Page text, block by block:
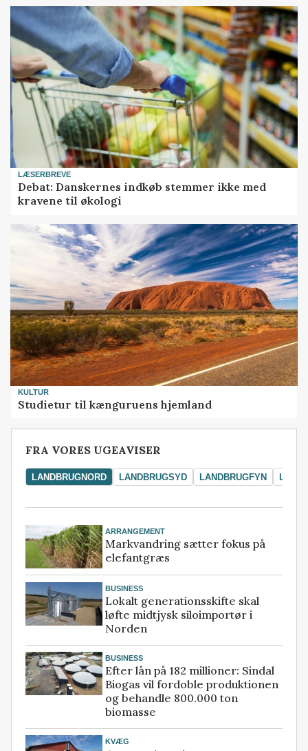
LÆSERBREVE
Debat: Danskernes indkøb stemmer ikke med
kravene til økologi
KULTUR
Studietur til kænguruens hjemland
FRA VORES UGEAVISER
LANDBRUGNORD LANDBRUGSYD LANDBRUGFYN
ARRANGEMENT
Markvandring sætter fokus på
elefantgræs
BUSINESS
Lokalt generationsskifte skal
løfte midtjysk siloimportør i
Norden
BUSINESS
Efter lån på 182 millioner: Sindal
Biogas vil fordoble produktionen
og behandle 800.000 ton
biomasse
KVÆG